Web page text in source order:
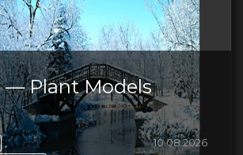
— Plant Models
, 10.08.2026